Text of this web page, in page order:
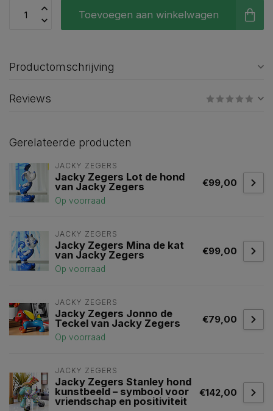
Toevoegen aan winkelwagen
Productomschrijving
Reviews
Gerelateerde producten
JACKY ZEGERS
Jacky Zegers Lot de hond
van Jacky Zegers
Op voorraad
€99,00
JACKY ZEGERS
Jacky Zegers Mina de kat
van Jacky Zegers
Op voorraad
€99,00
JACKY ZEGERS
Jacky Zegers Jonno de
Teckel van Jacky Zegers
Op voorraad
€79,00
JACKY ZEGERS
Jacky Zegers Stanley hond
kunstbeeld – symbool voor
vriendschap en positiviteit
€142,00